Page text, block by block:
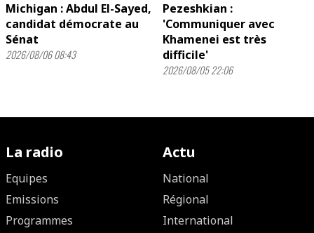
Michigan : Abdul El-Sayed,
candidat démocrate au
Sénat
2026/08/06 08:43
Pezeshkian :
'Communiquer avec
Khamenei est très
difficile'
2026/08/05 22:06
La radio
Equipes
Emissions
Programmes
Actu
National
Régional
International